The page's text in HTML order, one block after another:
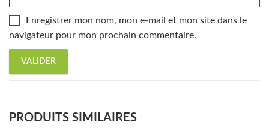
Enregistrer mon nom, mon e-mail et mon site dans le
navigateur pour mon prochain commentaire.
PRODUITS SIMILAIRES